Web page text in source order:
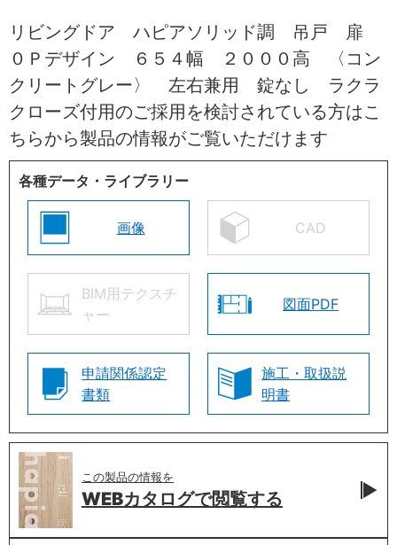
リビングドア ハピアソリッド調 吊戸 扉
０Ｐデザイン ６５４幅 ２０００高 〈コン
クリートグレー〉 左右兼用 錠なし ラクラ
クローズ付用のご採用を検討されている方はこ
ちらから製品の情報がご覧いただけます
各種データ・ライブラリー
画像 CAD
BIM用テクスチ
ャー
図面PDF
申請関係認定
書類
施工・取扱説
明書
この製品の情報を
WEBカタログで閲覧する